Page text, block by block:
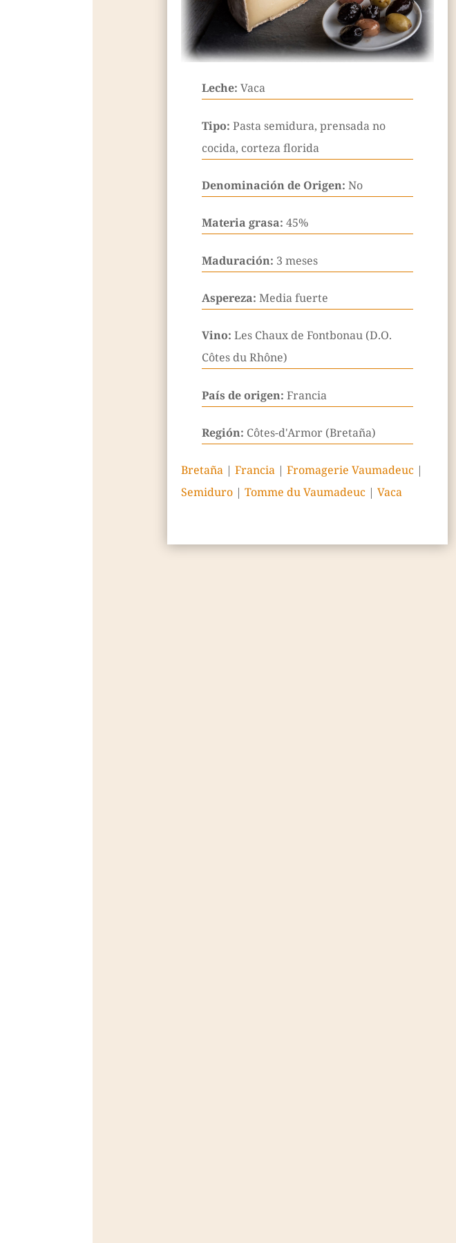
Leche: Vaca
Tipo: Pasta semidura, prensada no
cocida, corteza florida
Denominación de Origen: No
Materia grasa: 45%
Maduración: 3 meses
Aspereza: Media fuerte
Vino: Les Chaux de Fontbonau (D.O.
Côtes du Rhône)
País de origen: Francia
Región: Côtes-d'Armor (Bretaña)
Bretaña| Francia| Fromagerie Vaumadeuc|
Semiduro| Tomme du Vaumadeuc| Vaca